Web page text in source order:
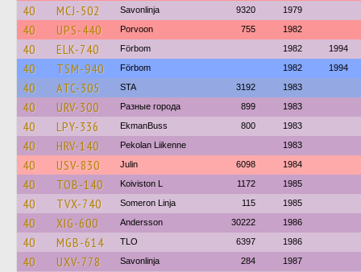
40 MCJ-502 Savonlinja 9320 1979
40 UPS-440 Porvoon 755 1982
40 ELK-740 Förbom 1982 1994
40 TSM-940 Förbom 1982 1994
40 ATC-305 STA 3192 1983
40 URV-300 Разные города 899 1983
40 LPY-336 EkmanBuss 800 1983
40 HRV-140 Pekolan Liikenne 1983
40 USV-830 Julin 6098 1984
40 TOB-140 Koiviston L 1172 1985
40 TVX-740 Someron Linja 115 1985
40 XIG-600 Andersson 30222 1986
40 MGB-614 TLO 6397 1986
40 UXV-778 Savonlinja 284 1987